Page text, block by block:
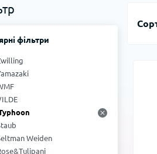
фільтри
Weiden